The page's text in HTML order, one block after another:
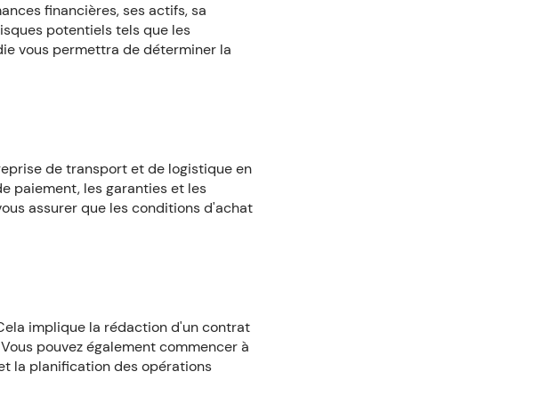
financières, ses actifs, sa
potentiels tels que les
vous permettra de déterminer la
de transport et de logistique en
paiement, les garanties et les
assurer que les conditions d'achat
implique la rédaction d'un contrat
pouvez également commencer à
la planification des opérations